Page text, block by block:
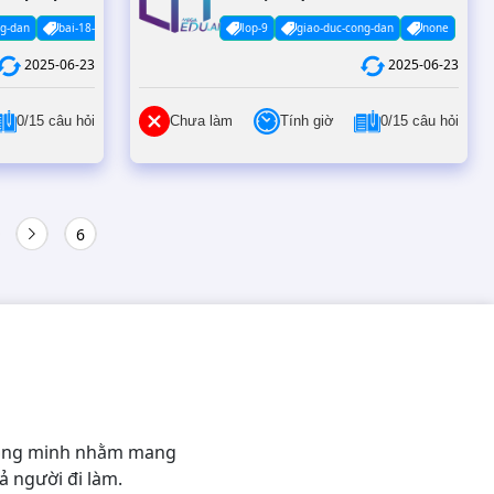
dan bai-18-song-co-dao-duc-va-tuan-theo-phap-luat
2025-06-23
0/15 câu hỏi
lop-9 giao-duc-cong-dan none
2025-06-23
Chưa làm Tính giờ 0/15 câu hỏi
6
minh nhằm mang
người đi làm.